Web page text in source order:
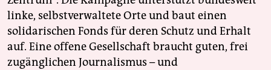
linke, selbstverwaltete Orte und baut einen
solidarischen Fonds für deren Schutz und Erhalt
auf. Eine offene Gesellschaft braucht guten, frei
zugänglichen Journalismus – und